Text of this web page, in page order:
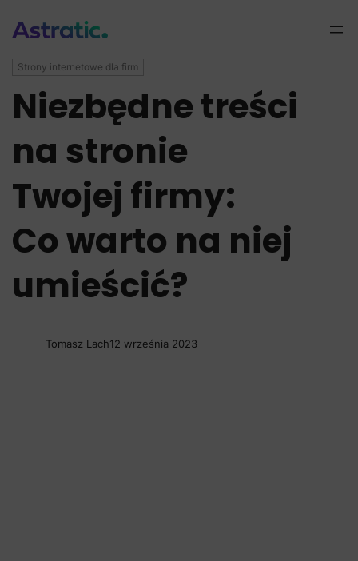
Strony internetowe dla firm
Niezbędne treści
na stronie
Twojej firmy:
Co warto na niej
umieścić?
Tomasz Lach12 września 2023